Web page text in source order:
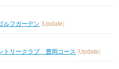
ルフガーデン
Update
トリークラブ 豊岡コース [Update]